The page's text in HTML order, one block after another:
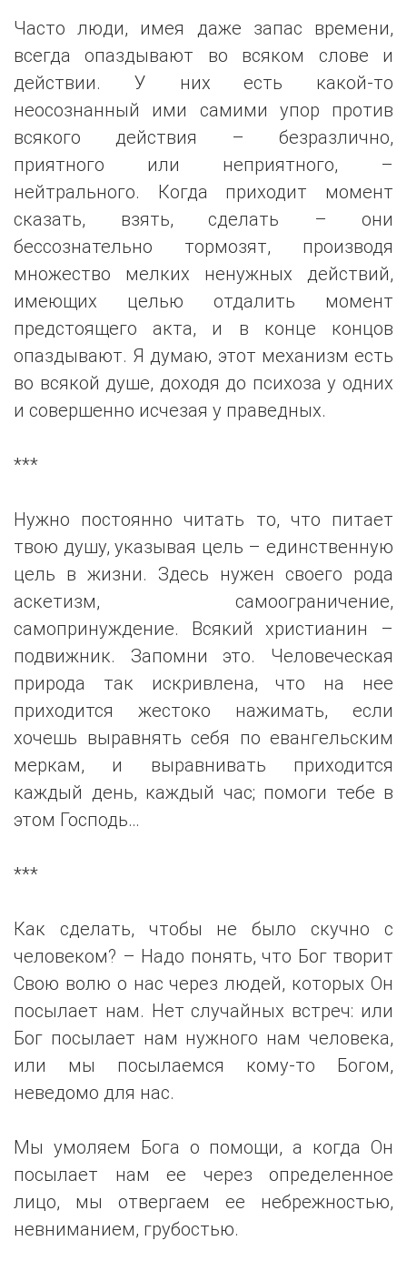
Часто люди, имея даже запас времени,
всегда опаздывают во всяком слове и
действии. У них есть какой-то
неосознанный ими самими упор против
всякого действия – безразлично,
приятного или неприятного, –
нейтрального. Когда приходит момент
сказать, взять, сделать – они
бессознательно тормозят, производя
множество мелких ненужных действий,
имеющих целью отдалить момент
предстоящего акта, и в конце концов
опаздывают. Я думаю, этот механизм есть
во всякой душе, доходя до психоза у одних
и совершенно исчезая у праведных.
***
Нужно постоянно читать то, что питает
твою душу, указывая цель – единственную
цель в жизни. Здесь нужен своего рода
аскетизм, самоограничение,
самопринуждение. Всякий христианин –
подвижник. Запомни это. Человеческая
природа так искривлена, что на нее
приходится жестоко нажимать, если
хочешь выравнять себя по евангельским
меркам, и выравнивать приходится
каждый день, каждый час; помоги тебе в
этом Господь…
***
Как сделать, чтобы не было скучно с
человеком? – Надо понять, что Бог творит
Свою волю о нас через людей, которых Он
посылает нам. Нет случайных встреч: или
Бог посылает нам нужного нам человека,
или мы посылаемся кому-то Богом,
неведомо для нас.
Мы умоляем Бога о помощи, а когда Он
посылает нам ее через определенное
лицо, мы отвергаем ее небрежностью,
невниманием, грубостью.